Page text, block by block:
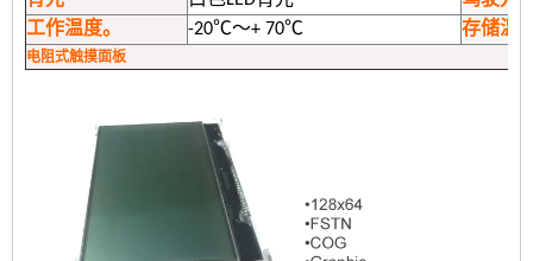
工作温度。
-20℃〜+ 70℃ 存储温
电阻式触摸面板